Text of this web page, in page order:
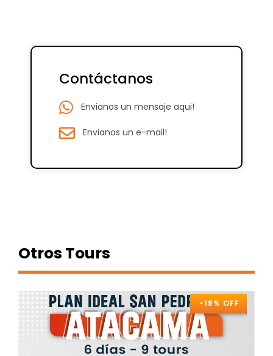
Contáctanos
Envianos un mensaje aqui!
Envianos un e-mail!
Otros Tours
-18% OFF